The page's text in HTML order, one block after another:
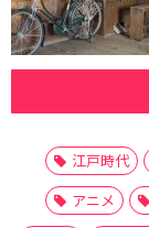
江戸時代
アニメ